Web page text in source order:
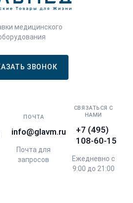
медицинского
ЗВОНОК
ПОЧТА
info@glavm.ru
Почта для
запросов
СВЯЗАТЬСЯ С
НАМИ
+7 (495)
108-60-15
Ежедневно с
9:00 до 21:00